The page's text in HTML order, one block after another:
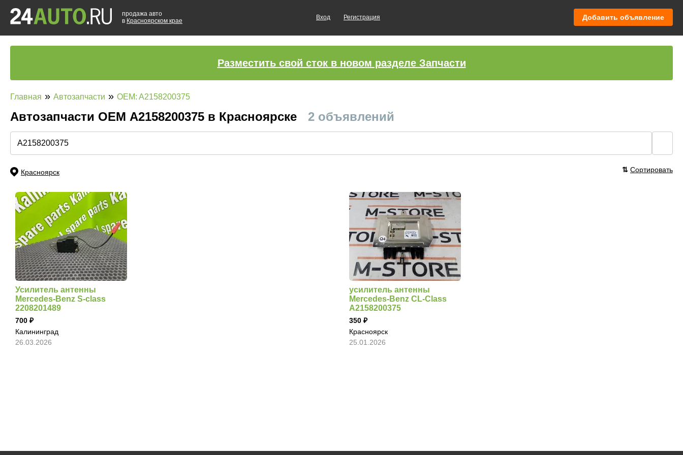
продажа авто
в Красноярском крае
Вход Регистрация Добавить объявление
Разместить свой сток в новом разделе Запчасти
Главная » Автозапчасти » OEM: A2158200375
Автозапчасти ОЕМ A2158200375 в Красноярске 2 объявлений
Красноярск ⇅ Сортировать
Усилитель антенны
Mercedes-Benz S-class
2208201489
700
Калининград
26.03.2026
усилитель антенны
Mercedes-Benz CL-Class
A2158200375
350
Красноярск
25.01.2026